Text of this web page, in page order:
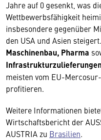
Jahre auf 0 gesenkt, was
Wettbewerbsfähigkeit
insbesondere gegenüber
den USA und Asien
Maschinenbau, Pharma
Infrastrukturzulieferungen
meisten vom EU-
profitieren.
Weitere Informationen
Wirtschaftsbericht der
AUSTRIA zu Brasilien.